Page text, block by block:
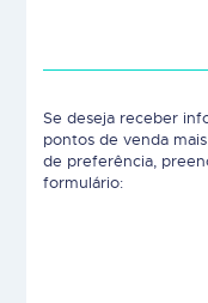
Se deseja receber
pontos de venda
de preferência,
formulário: